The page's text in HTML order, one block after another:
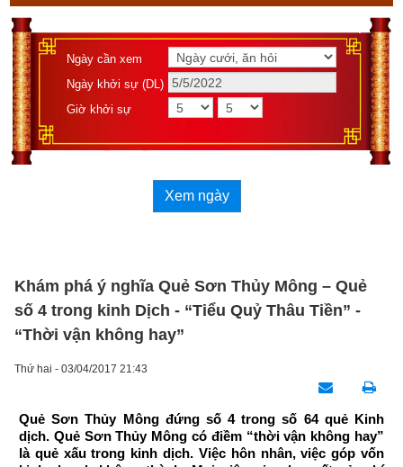
Ngày cần xem
Ngày khởi sự (DL)
Giờ khởi sự
Xem ngày
Khám phá ý nghĩa Quẻ Sơn Thủy Mông – Quẻ
số 4 trong kinh Dịch - “Tiểu Quỷ Thâu Tiền” -
“Thời vận không hay”
Thứ hai - 03/04/2017 21:43
Quẻ Sơn Thủy Mông đứng số 4 trong số 64 quẻ Kinh
dịch. Quẻ Sơn Thủy Mông có điềm “thời vận không hay”
là quẻ xấu trong kinh dịch. Việc hôn nhân, việc góp vốn